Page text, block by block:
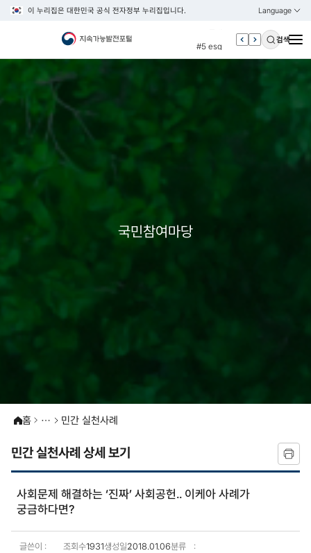
이 누리집은 대한민국 공식 전자정부 누리집입니다. Language
열기
KOREAN
ENGLISH
#6 빈곤
검색
국민참여마당
홈 민간 실천사례
민간 실천사례 상세 보기
사회문제 해결하는 ‘진짜’ 사회공헌.. 이케아 사례가
궁금하다면?
글쓴이 조회수1931생성일2018.01.06분류